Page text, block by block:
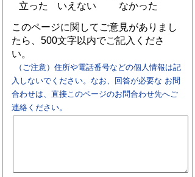
立った
いえない
なかった
このページに関してご意見がありまし
たら、500文字以内でご記入くださ
い。
（ご注意）住所や電話番号などの個人情報は記
入しないでください。なお、回答が必要な お問
合わせは、直接このページのお問合わせ先へご
連絡ください。